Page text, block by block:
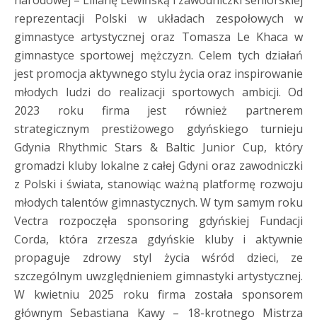
reprezentacji Polski w układach zespołowych w
gimnastyce artystycznej oraz Tomasza Le Khaca w
gimnastyce sportowej mężczyzn. Celem tych działań
jest promocja aktywnego stylu życia oraz inspirowanie
młodych ludzi do realizacji sportowych ambicji. Od
2023 roku firma jest również partnerem
strategicznym prestiżowego gdyńskiego turnieju
Gdynia Rhythmic Stars & Baltic Junior Cup, który
gromadzi kluby lokalne z całej Gdyni oraz zawodniczki
z Polski i świata, stanowiąc ważną platformę rozwoju
młodych talentów gimnastycznych. W tym samym roku
Vectra rozpoczęła sponsoring gdyńskiej Fundacji
Corda, która zrzesza gdyńskie kluby i aktywnie
propaguje zdrowy styl życia wśród dzieci, ze
szczególnym uwzględnieniem gimnastyki artystycznej.
W kwietniu 2025 roku firma została sponsorem
głównym Sebastiana Kawy – 18-krotnego Mistrza